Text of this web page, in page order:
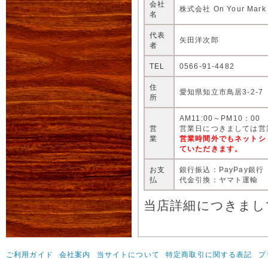
会社
名
株式会社 On Your Mark
代表
者
矢田洋次郎
TEL 0566-91-4482
住
所
愛知県知立市鳥居3-2-7
営
業
AM11:00～PM10：00
営業日につきましては
営業時間外でもネット
ていただきます。
お支
払
銀行振込：PayPay銀行
代金引換：ヤマト運輸
当店詳細につきま
ご利用ガイド 会社案内 当サイトについて 特定商取引に関する表記 プ